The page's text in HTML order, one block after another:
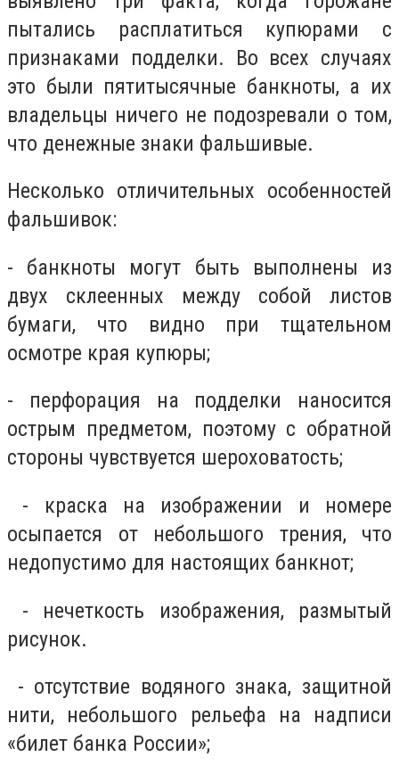
пытались расплатиться купюрами с
признаками подделки. Во всех случаях
это были пятитысячные банкноты, а их
владельцы ничего не подозревали о том,
что денежные знаки фальшивые.
Несколько отличительных особенностей
фальшивок:
- банкноты могут быть выполнены из
двух склеенных между собой листов
бумаги, что видно при тщательном
осмотре края купюры;
- перфорация на подделки наносится
острым предметом, поэтому с обратной
стороны чувствуется шероховатость;
- краска на изображении и номере
осыпается от небольшого трения, что
недопустимо для настоящих банкнот;
- нечеткость изображения, размытый
рисунок.
- отсутствие водяного знака, защитной
нити, небольшого рельефа на надписи
«билет банка России»;